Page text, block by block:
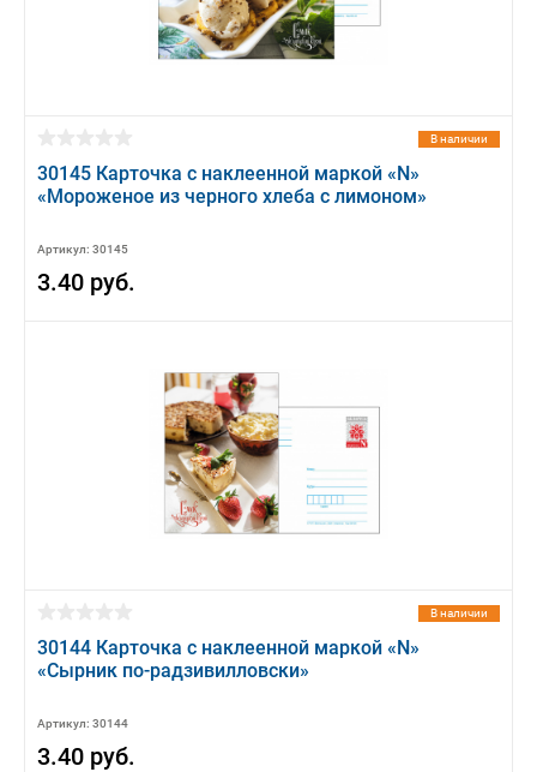
В наличии
30145 Карточка с наклеенной маркой «N»
«Мороженое из черного хлеба с лимоном»
Артикул: 30145
3.40 руб.
В наличии
30144 Карточка с наклеенной маркой «N»
«Сырник по-радзивилловски»
Артикул: 30144
3.40 руб.